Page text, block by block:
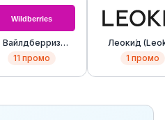
Вайлдберриз
(Wildberries)
11 промо
Леоки́д
1 промо